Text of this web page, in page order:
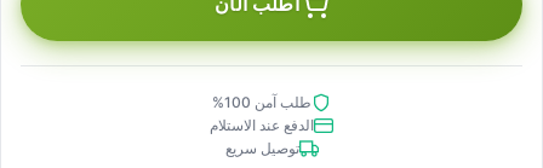
طلب آمن 100%
الدفع عند الاستلام
توصيل سريع